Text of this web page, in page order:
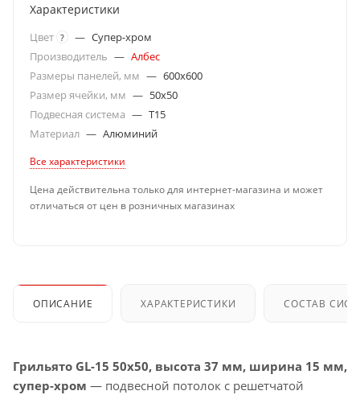
Характеристики
Цвет ? — Супер-хром
Производитель — Албес
Размеры панелей, мм — 600x600
Размер ячейки, мм — 50x50
Подвесная система — T15
Материал — Алюминий
Все характеристики
Цена действительна только для интернет-магазина и может
отличаться от цен в розничных магазинах
ОПИСАНИЕ ХАРАКТЕРИСТИКИ СОСТАВ
Грильято GL-15 50x50, высота 37 мм, ширина 15 мм,
супер-хром — подвесной потолок с решетчатой